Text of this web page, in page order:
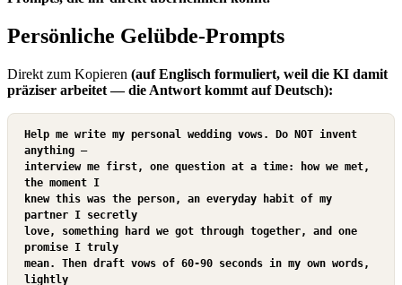
Persönliche Gelübde-Prompts
Direkt zum Kopieren (auf Englisch formuliert, weil die KI damit
präziser arbeitet — die Antwort kommt auf Deutsch):
Help me write my personal wedding vows. Do NOT invent
anything —
interview me first, one question at a time: how we met,
the moment I
knew this was the person, an everyday habit of my
partner I secretly
love, something hard we got through together, and one
promise I truly
mean. Then draft vows of 60-90 seconds in my own words,
lightly